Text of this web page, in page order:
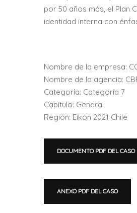
por 50 años más, el Plan
identidad interna con
Nombre de la empresa:
Nombre de la agencia:
Categoría: Categoría 7
Capítulo: General
Región: Eikon 2021 Chile
DOCUMENTO PDF DEL CASO
ANEXO PDF DEL CASO